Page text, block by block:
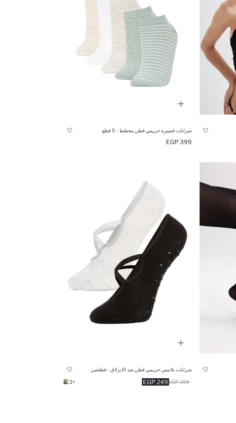
شرابات قصيرة حريمي قطن مخطط - 5 قطع
399 EGP
شرابات بلاتيس حريمي قطن ضد الانزلاق - قطعتين
249 EGP 299 EGP
+2